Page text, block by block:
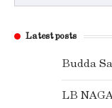
Latest posts
Budda
LB